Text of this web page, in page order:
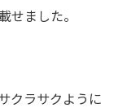
せました。
クラサクように